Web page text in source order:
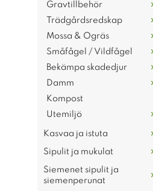
Gravtillbehör
Trädgårdsredskap
Mossa & Ogräs
Småfågel / Vildfågel
Bekämpa skadedjur
Damm
Kompost
Utemiljö
Kasvaa ja istuta
Sipulit ja mukulat
Siemenet sipulit ja
siemenperunat